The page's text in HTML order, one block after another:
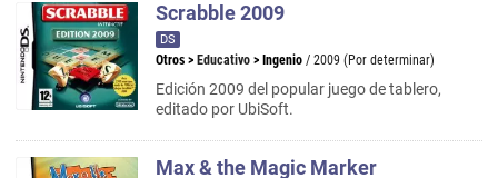
Scrabble 2009
DS
Otros > Educativo > Ingenio / 2009 (Por determinar)
Edición 2009 del popular juego de tablero,
editado por UbiSoft.
Max & the Magic Marker